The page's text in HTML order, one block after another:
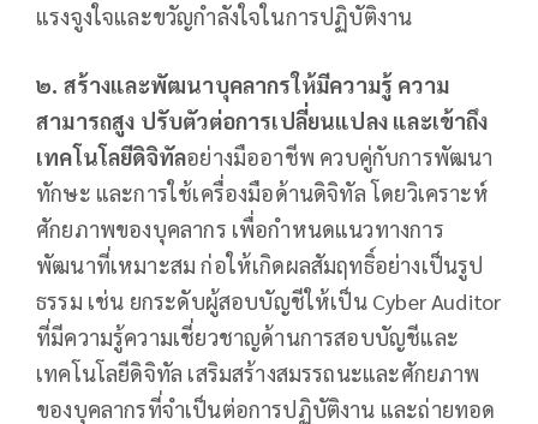
แรงจูงใจและขวัญกำลังใจในการปฏิบัติงาน
๒. สร้างและพัฒนาบุคลากรให้มีความรู้ ความ
สามารถสูง ปรับตัวต่อการเปลี่ยนแปลง และเข้าถึง
เทคโนโลยีดิจิทัลอย่างมืออาชีพ ควบคู่กับการพัฒนา
ทักษะ และการใช้เครื่องมือด้านดิจิทัล โดยวิเคราะห์
ศักยภาพของบุคลากร เพื่อกำหนดแนวทางการ
พัฒนาที่เหมาะสม ก่อให้เกิดผลสัมฤทธิ์อย่างเป็นรูป
ธรรม เช่น ยกระดับผู้สอบบัญชีให้เป็น Cyber Auditor
ที่มีความรู้ความเชี่ยวชาญด้านการสอบบัญชีและ
เทคโนโลยีดิจิทัล เสริมสร้างสมรรถนะและศักยภาพ
ของบุคลากรที่จำเป็นต่อการปฏิบัติงาน และถ่ายทอด